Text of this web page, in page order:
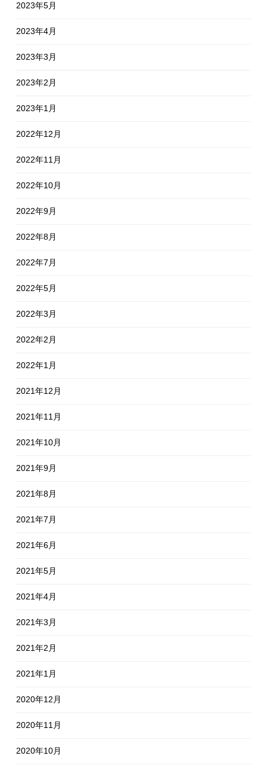
2023年5月
2023年4月
2023年3月
2023年2月
2023年1月
2022年12月
2022年11月
2022年10月
2022年9月
2022年8月
2022年7月
2022年5月
2022年3月
2022年2月
2022年1月
2021年12月
2021年11月
2021年10月
2021年9月
2021年8月
2021年7月
2021年6月
2021年5月
2021年4月
2021年3月
2021年2月
2021年1月
2020年12月
2020年11月
2020年10月